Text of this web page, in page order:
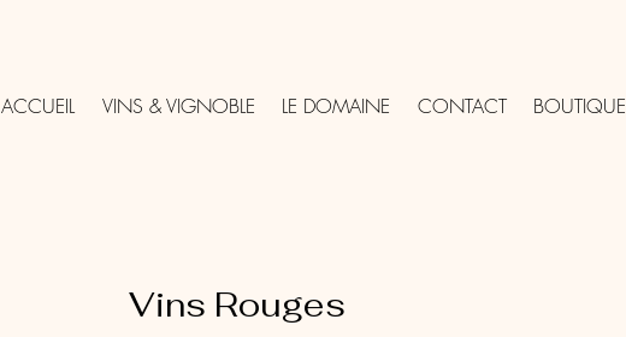
ACCUEIL VINS & VIGNOBLE LE DOMAINE CONTACT BOUTIQUE
Vins Rouges